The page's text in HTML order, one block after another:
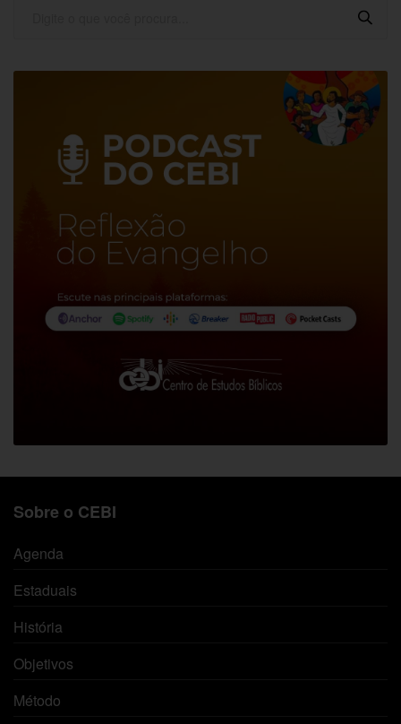
Sobre o CEBI
Agenda
Estaduais
História
Objetivos
Método